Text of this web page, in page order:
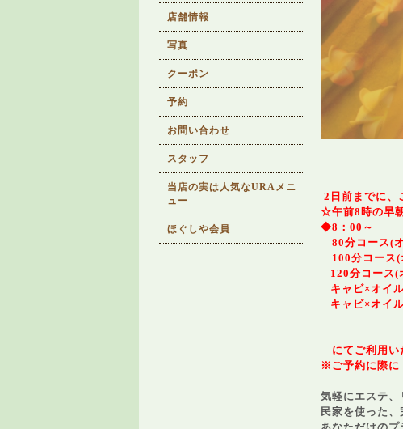
2日前までに、
☆午前8時の早
◆8：00～
80分コース(
100分コース(
120分コース(
キャビ×オイ
キャビ×
にてご利用い
※ご予約に際に
気軽にエステ、
民家を使った
店舗情報
写真
クーポン
予約
お問い合わせ
スタッフ
当店の実は人気なURAメニ
ュー
ほぐしや会員